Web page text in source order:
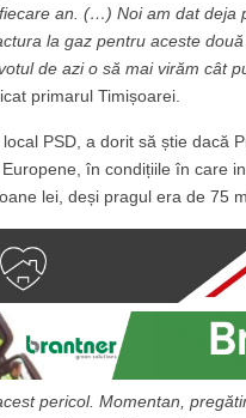
an. (…) Noi am dat deja
la gaz pentru aceste
de azi o să mai virăm cât
primarul Timișoarei.
PSD, a dorit să știe dacă
în condițiile în care
lei, deși pragul era de 75
pericol. Momentan,